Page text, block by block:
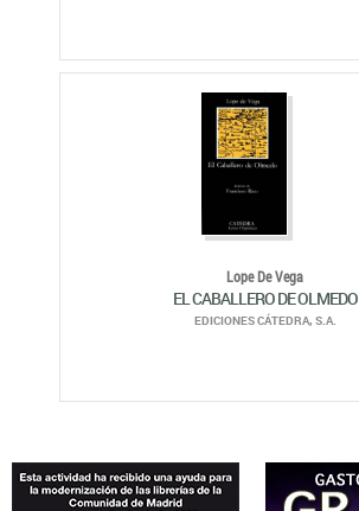
Lope De Vega
EL CABALLERO DE OLMEDO
EDICIONES CÁTEDRA, S.A.